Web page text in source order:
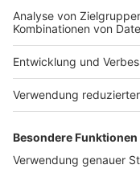
müsse alles getan
Rechtsextremismus
würden aber zu
raten.
Text: Christina
Anzeige